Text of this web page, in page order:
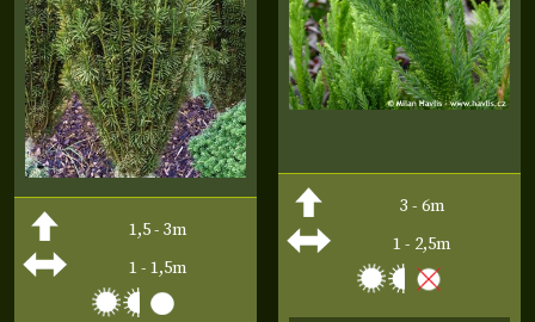
1,5 - 3m
1 - 1,5m
3 - 6m
1 - 2,5m